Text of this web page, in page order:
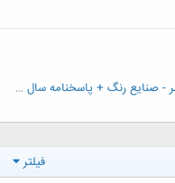
دانلود سوالات کنکور ارشد مهندسی پلیمر - صنایع رنگ + پاسخنامه سال های ۹۵ تا ۱۴۰۲
فیلتر